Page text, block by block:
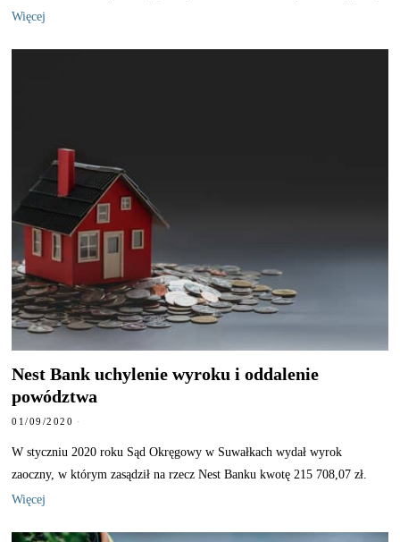
Więcej
Nest Bank uchylenie wyroku i oddalenie
powództwa
01/09/2020
W styczniu 2020 roku Sąd Okręgowy w Suwałkach wydał wyrok
zaoczny, w którym zasądził na rzecz Nest Banku kwotę 215 708,07 zł.
Więcej